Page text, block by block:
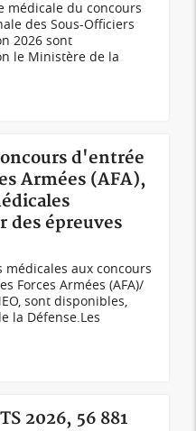
médicale du concours
des Sous-Officiers
2026 sont
le Ministère de la
d'entrée
Armées (AFA),
des épreuves
médicales aux concours
Forces Armées (AFA)/
sont disponibles,
la Défense.Les
2026, 56 881